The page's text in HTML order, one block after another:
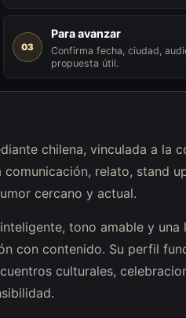
03
Para avanzar
Confirma fecha, ciudad,
propuesta útil.
chilena, vinculada a la
relato, stand
cercano y actual.
tono amable y
con contenido. Su perfil
culturales,